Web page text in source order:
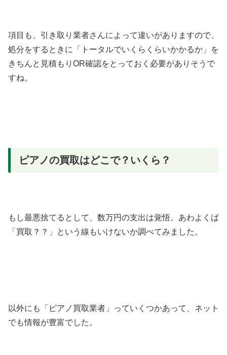
項目も、引き取り業者さんによって違いがありますので、
処分をするときに「トータルでいくらくらいかかるか」を
きちんと見積もりOR確認をとっておく必要がありそうで
すね。
ピアノの買取はどこで？いくら？
もし最悪捨てるとして、数万円の支出は覚悟。あわよくば
「買取？？」という線もいけないか調べてみました。
以外にも「ピアノ買取業者」っていくつかあって、ネット
でも情報が豊富でした。